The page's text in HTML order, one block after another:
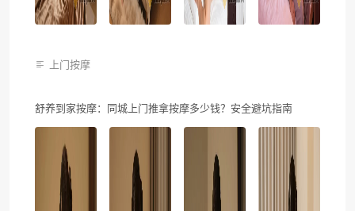
上门按摩
舒养到家按摩：同城上门推拿按摩多少钱？安全避坑指南